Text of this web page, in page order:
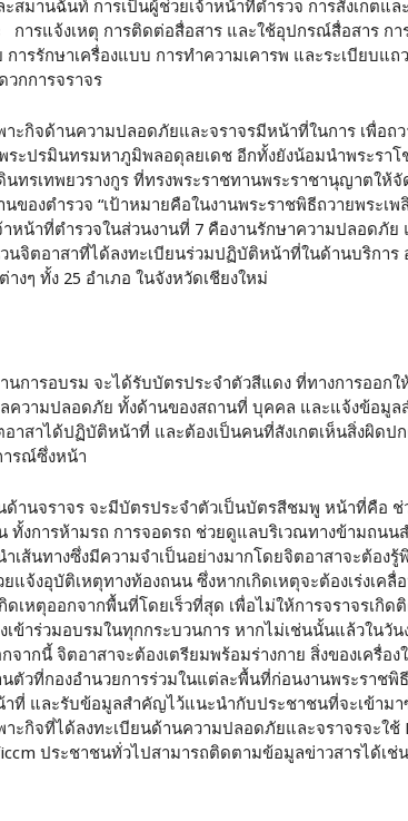
ะสมานฉันท์ การเป็นผู้ช่วยเจ้าหน้าที่ตำรวจ การสังเกต
ารแจ้งเหตุ การติดต่อสื่อสาร และใช้อุปกรณ์สื่อสาร กา
การรักษาเครื่องแบบ การทำความเคารพ และระเบียบ
วกการจราจร
าะกิจด้านความปลอดภัยและจราจรมีหน้าที่ในการ เพื่อถ
ระปรมินทรมหาภูมิพลอดุลยเดช อีกทั้งยังน้อมนำพระราโ
ทรเทพยวรางกูร ที่ทรงพระราชทานพระราชานุญาตให้จั
นของตำรวจ “เป้าหมายคือในงานพระราชพิธีถวายพระเ
าหน้าที่ตำรวจในส่วนงานที่ 7 คืองานรักษาความปลอดภัย
นจิตอาสาที่ได้ลงทะเบียนร่วมปฏิบัติหน้าที่ในด้านบริการ
งๆ ทั้ง 25 อำเภอ ในจังหวัดเชียงใหม่
นการอบรม จะได้รับบัตรประจำตัวสีแดง ที่ทางการออก
ความปลอดภัย ทั้งด้านของสถานที่ บุคคล และแจ้งข้อมู
าสาได้ปฏิบัติหน้าที่ และต้องเป็นคนที่สังเกตเห็นสิ่งผิดปก
ารณ์ซึ่งหน้า
ด้านจราจร จะมีบัตรประจำตัวเป็นบัตรสีชมพู หน้าที่คือ
ทั้งการห้ามรถ การจอดรถ ช่วยดูแลบริเวณทางข้ามถน
ำเส้นทางซึ่งมีความจำเป็นอย่างมากโดยจิตอาสาจะต้อง
แจ้งอุบัติเหตุทางท้องถนน ซึ่งหากเกิดเหตุจะต้องเร่งเค
ดเหตุออกจากพื้นที่โดยเร็วที่สุด เพื่อไม่ให้การจราจรเกิ
เข้าร่วมอบรมในทุกกระบวนการ หากไม่เช่นนั้นแล้วในวั
ากนี้ จิตอาสาจะต้องเตรียมพร้อมร่างกาย สิ่งของเครื่อ
นตัวที่กองอำนวยการร่วมในแต่ละพื้นที่ก่อนงานพระราชพิ
าที่ และรับข้อมูลสำคัญไว้แนะนำกับประชาชนที่จะเข้าม
าะกิจที่ได้ลงทะเบียนด้านความปลอดภัยและจราจรจะใช้
ประชาชนทั่วไปสามารถติดตามข้อมูลข่าวสารได้เช่